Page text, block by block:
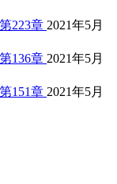
223章 2021年5月
136章 2021年5月
151章 2021年5月